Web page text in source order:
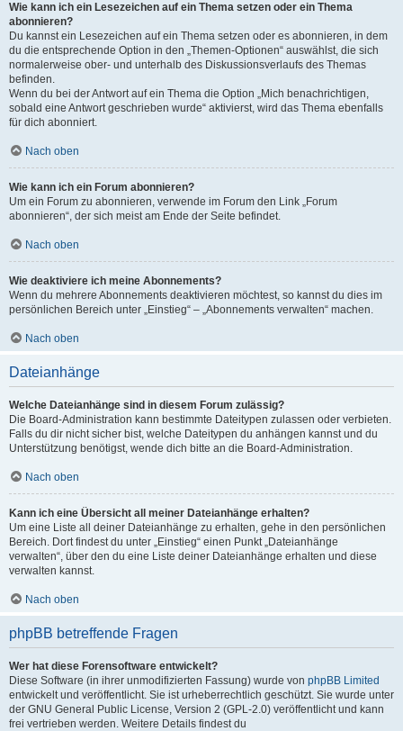
Wie kann ich ein Lesezeichen auf ein Thema setzen oder ein Thema
abonnieren?
Du kannst ein Lesezeichen auf ein Thema setzen oder es abonnieren, in dem
du die entsprechende Option in den „Themen-Optionen“ auswählst, die sich
normalerweise ober- und unterhalb des Diskussionsverlaufs des Themas
befinden.
Wenn du bei der Antwort auf ein Thema die Option „Mich benachrichtigen,
sobald eine Antwort geschrieben wurde“ aktivierst, wird das Thema ebenfalls
für dich abonniert.
Nach oben
Wie kann ich ein Forum abonnieren?
Um ein Forum zu abonnieren, verwende im Forum den Link „Forum
abonnieren“, der sich meist am Ende der Seite befindet.
Nach oben
Wie deaktiviere ich meine Abonnements?
Wenn du mehrere Abonnements deaktivieren möchtest, so kannst du dies im
persönlichen Bereich unter „Einstieg“ – „Abonnements verwalten“ machen.
Nach oben
Dateianhänge
Welche Dateianhänge sind in diesem Forum zulässig?
Die Board-Administration kann bestimmte Dateitypen zulassen oder verbieten.
Falls du dir nicht sicher bist, welche Dateitypen du anhängen kannst und du
Unterstützung benötigst, wende dich bitte an die Board-Administration.
Nach oben
Kann ich eine Übersicht all meiner Dateianhänge erhalten?
Um eine Liste all deiner Dateianhänge zu erhalten, gehe in den persönlichen
Bereich. Dort findest du unter „Einstieg“ einen Punkt „Dateianhänge
verwalten“, über den du eine Liste deiner Dateianhänge erhalten und diese
verwalten kannst.
Nach oben
phpBB betreffende Fragen
Wer hat diese Forensoftware entwickelt?
Diese Software (in ihrer unmodifizierten Fassung) wurde von phpBB Limited
entwickelt und veröffentlicht. Sie ist urheberrechtlich geschützt. Sie wurde unter
der GNU General Public License, Version 2 (GPL-2.0) veröffentlicht und kann
frei vertrieben werden. Weitere Details findest du